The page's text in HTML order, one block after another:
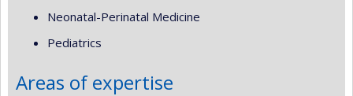
Neonatal-Perinatal Medicine
Pediatrics
Areas of expertise